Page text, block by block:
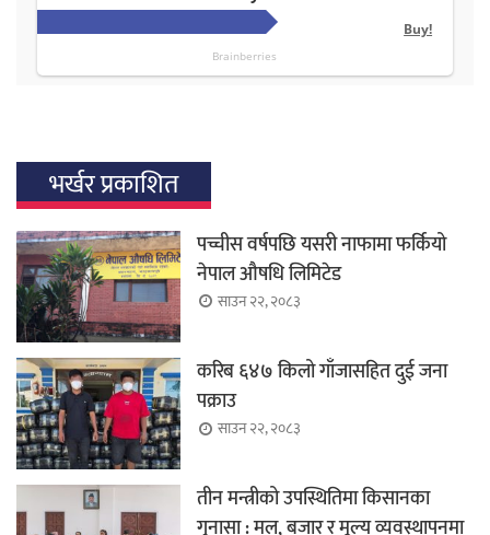
भर्खर प्रकाशित
पच्चीस वर्षपछि यसरी नाफामा फर्कियो
नेपाल औषधि लिमिटेड
साउन २२, २०८३
करिब ६४७ किलो गाँजासहित दुई जना
पक्राउ
साउन २२, २०८३
तीन मन्त्रीको उपस्थितिमा किसानका